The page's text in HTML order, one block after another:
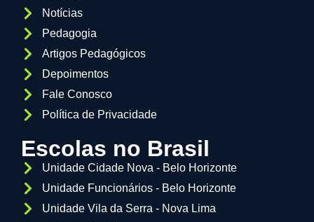
Notícias
Pedagogia
Artigos Pedagógicos
Depoimentos
Fale Conosco
Política de Privacidade
Escolas no Brasil
Unidade Cidade Nova - Belo Horizonte
Unidade Funcionários - Belo Horizonte
Unidade Vila da Serra - Nova Lima